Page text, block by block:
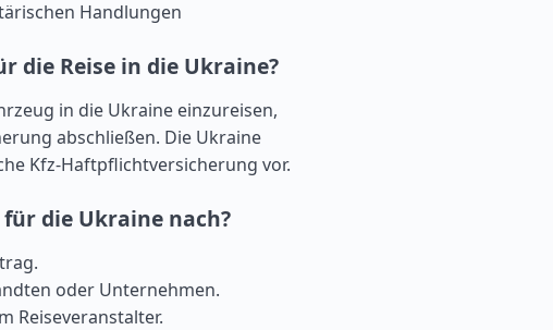
Handlungen
die Reise in die Ukraine?
in die Ukraine einzureisen,
abschließen. Die Ukraine
Kfz-Haftpflichtversicherung vor.
die Ukraine nach?
oder Unternehmen.
Reiseveranstalter.